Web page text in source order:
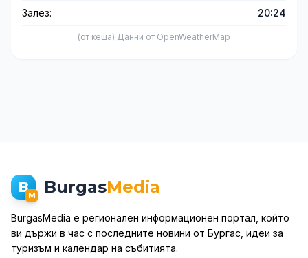
Залез: 20:24
(от кеша) Данни от OpenWeatherMap
BM BurgasMedia
BurgasMedia е регионален информационен портал, който
ви държи в час с последните новини от Бургас, идеи за
туризъм и календар на събитията.